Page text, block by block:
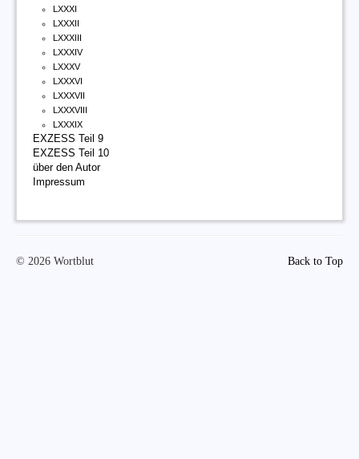
LXXXI
LXXXII
LXXXIII
LXXXIV
LXXXV
LXXXVI
LXXXVII
LXXXVIII
LXXXIX
EXZESS Teil 9
EXZESS Teil 10
über den Autor
Impressum
Back to Top
© 2026 Wortblut